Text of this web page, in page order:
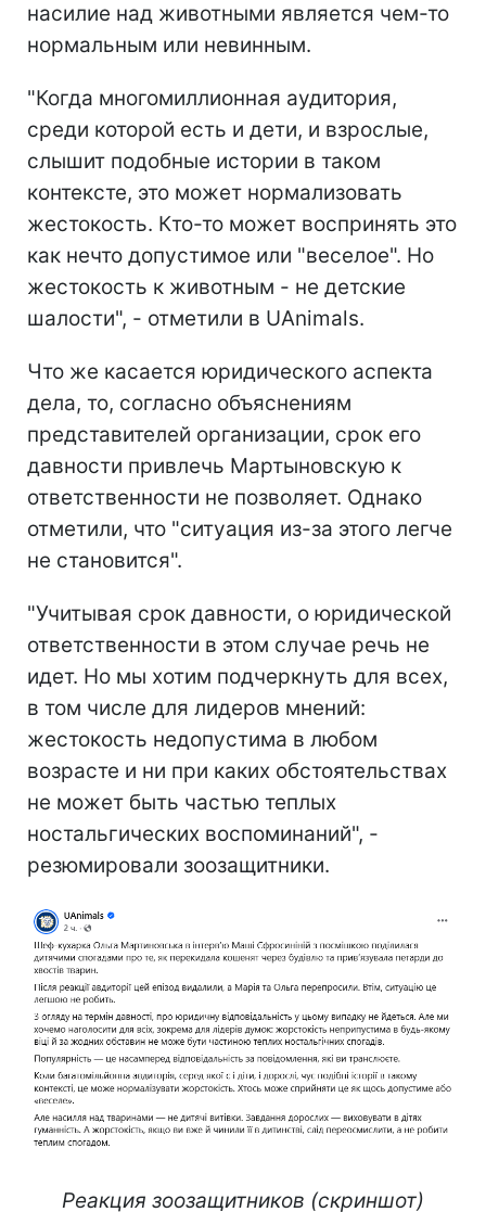
насилие над животными является чем-то
нормальным или невинным.
"Когда многомиллионная аудитория,
среди которой есть и дети, и взрослые,
слышит подобные истории в таком
контексте, это может нормализовать
жестокость. Кто-то может воспринять это
как нечто допустимое или "веселое". Но
жестокость к животным - не детские
шалости", - отметили в UAnimals.
Что же касается юридического аспекта
дела, то, согласно объяснениям
представителей организации, срок его
давности привлечь Мартыновскую к
ответственности не позволяет. Однако
отметили, что "ситуация из-за этого легче
не становится".
"Учитывая срок давности, о юридической
ответственности в этом случае речь не
идет. Но мы хотим подчеркнуть для всех,
в том числе для лидеров мнений:
жестокость недопустима в любом
возрасте и ни при каких обстоятельствах
не может быть частью теплых
ностальгических воспоминаний", -
резюмировали зоозащитники.
Реакция зоозащитников (скриншот)